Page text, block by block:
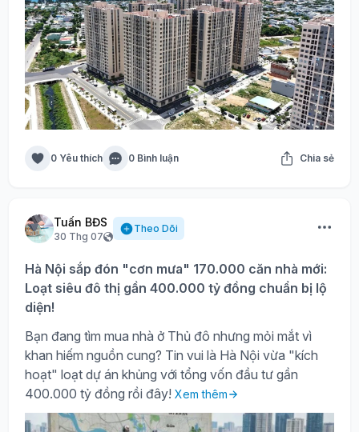
0 Yêu thích 0 Bình luận Chia sẻ
Tuấn BĐS
30 Thg 07
Theo Dõi
Hà Nội sắp đón "cơn mưa" 170.000 căn nhà mới:
Loạt siêu đô thị gần 400.000 tỷ đồng chuẩn bị lộ
diện!
Bạn đang tìm mua nhà ở Thủ đô nhưng mỏi mắt vì
khan hiếm nguồn cung? Tin vui là Hà Nội vừa "kích
hoạt" loạt dự án khủng với tổng vốn đầu tư gần
400.000 tỷ đồng rồi đây! Xem thêm